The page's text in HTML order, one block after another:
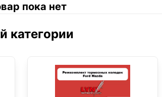
пока нет
категории